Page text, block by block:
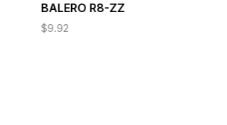
BALERO R8-ZZ
$9.92